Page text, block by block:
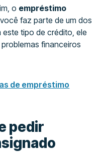
o empréstimo
faz parte de um dos
tipo de crédito, ele
financeiros
de empréstimo
pedir